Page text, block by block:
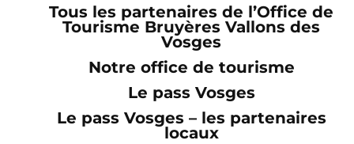
Tous les partenaires de l’Office de
Tourisme Bruyères Vallons des
Vosges
Notre office de tourisme
Le pass Vosges
Le pass Vosges – les partenaires
locaux